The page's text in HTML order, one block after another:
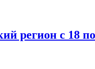
регион с 18